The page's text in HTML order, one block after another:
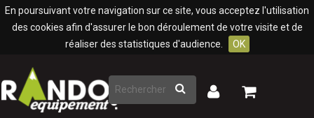
En poursuivant votre navigation sur ce site, vous acceptez l'utilisation
des cookies afin d'assurer le bon déroulement de votre visite et de
réaliser des statistiques d'audience.
OK
Rechercher
Mon
Mon
Panneau de gestion des cookies